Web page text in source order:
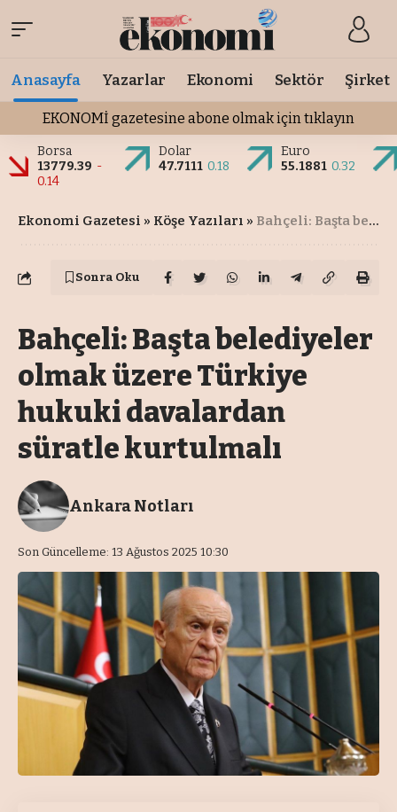
Anasayfa Yazarlar Ekonomi Sektör Şirket
EKONOMİ gazetesine abone olmak için tıklayın
Borsa
13779.39 -
0.14
Dolar
47.7111 0.18
Euro
55.1881 0.32
Ekonomi Gazetesi » Köşe Yazıları » Bahçeli: Başta belediyeler olmak üzere Türkiye hukuki davalardan süratle kurtulmalı
Sonra Oku
Bahçeli: Başta belediyeler
olmak üzere Türkiye
hukuki davalardan
süratle kurtulmalı
Son Güncelleme: 13 Ağustos 2025 10:30
Ankara Notları